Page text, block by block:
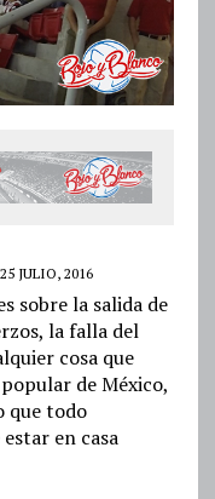
25 JULIO, 2016
sobre la salida de
la falla del
cosa que
de México,
que todo
en casa